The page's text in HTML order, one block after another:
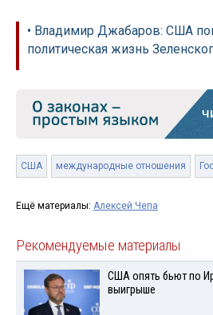
• Владимир Джабаров: США
политическая жизнь
США международные отношения
Ещё материалы: Алексей Чепа
Рекомендуемые материалы
США опять бьют по
выигрыше